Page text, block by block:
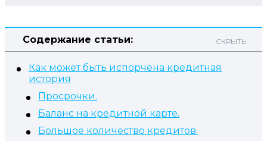
Содержание статьи: СКРЫТЬ
Как может быть испорчена кредитная
история
Просрочки.
Баланс на кредитной карте.
Большое количество кредитов.